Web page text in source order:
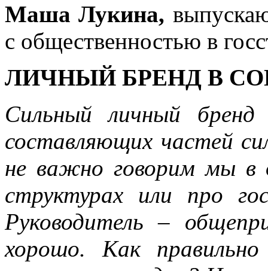
Маша Лукина,
с общественностью в
ЛИЧНЫЙ БРЕНД В
Сильный личный
составляющих частей
не важно говорим мы в
структурах или про
Руководитель –
хорошо. Как